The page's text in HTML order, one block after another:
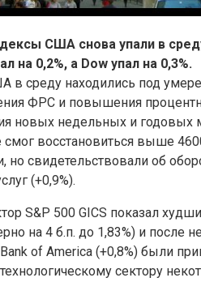
США снова упали в
на 0,2%, а Dow упал на 0,3%.
в среду находились под
ФРС и повышения
новых недельных и
смог восстановиться выше
но свидетельствовали об
(+0,9%).
S&P 500 GICS показал
на 4 б.п. до 1,83%) и после
Bank of America (+0,8%) были
сектору